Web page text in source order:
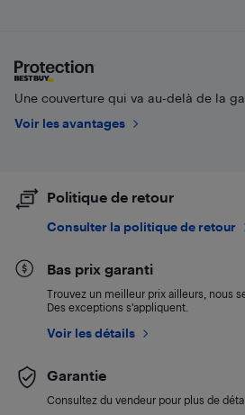
Une couverture qui va au-delà de la
Voir les avantages
Politique de retour
Consulter la politique de retour
Bas prix garanti
Trouvez un meilleur prix ailleurs, nous
Des exceptions s’appliquent.
Voir les détails
Garantie
Consultez du vendeur pour plus de